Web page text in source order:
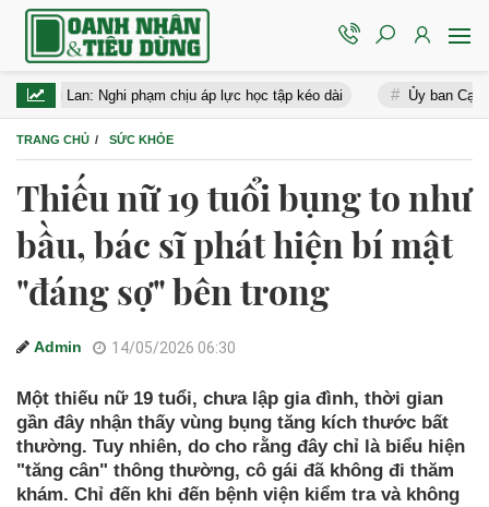
Nghi phạm chịu áp lực học tập kéo dài Ủy ban Cạnh tranh
TRANG CHỦ SỨC KHỎE
Thiếu nữ 19 tuổi bụng to như
bầu, bác sĩ phát hiện bí mật
"đáng sợ" bên trong
Admin 14/05/2026 06:30
Một thiếu nữ 19 tuổi, chưa lập gia đình, thời gian
gần đây nhận thấy vùng bụng tăng kích thước bất
thường. Tuy nhiên, do cho rằng đây chỉ là biểu hiện
"tăng cân" thông thường, cô gái đã không đi thăm
khám. Chỉ đến khi đến bệnh viện kiểm tra và không